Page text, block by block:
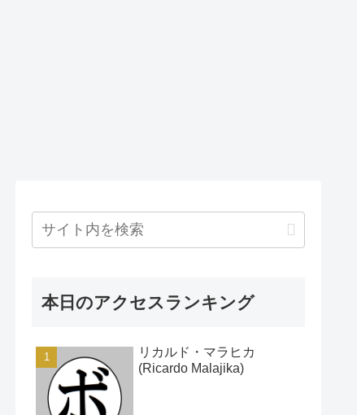
本日のアクセスランキング
リカルド・マラヒカ
(Ricardo Malajika)